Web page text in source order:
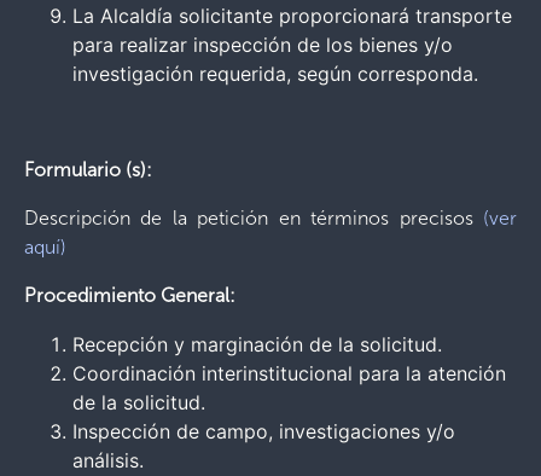
La Alcaldía solicitante proporcionará transporte
para realizar inspección de los bienes y/o
investigación requerida, según corresponda.
Formulario (s):
Descripción de la petición en términos precisos (ver
aquí)
Procedimiento General:
Recepción y marginación de la solicitud.
Coordinación interinstitucional para la atención
de la solicitud.
Inspección de campo, investigaciones y/o
análisis.